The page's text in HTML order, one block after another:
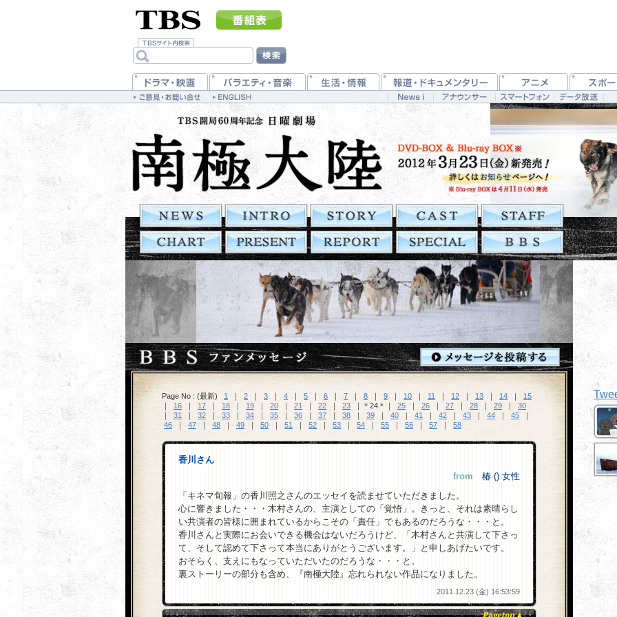
Page No : (最新) 1 ｜ 2 ｜ 3 ｜ 4 ｜ 5 ｜ 6 ｜ 7 ｜ 8 ｜ 9 ｜ 10 ｜ 11 ｜ 12 ｜ 13 ｜ 14 ｜
15
｜
16 ｜ 17 ｜ 18 ｜ 19 ｜ 20 ｜ 21 ｜ 22 ｜ 23 ｜＊24＊｜ 25 ｜ 26 ｜ 27 ｜ 28 ｜ 29 ｜
30
｜
31 ｜ 32 ｜ 33 ｜ 34 ｜ 35 ｜ 36 ｜ 37 ｜ 38 ｜ 39 ｜ 40 ｜ 41 ｜ 42 ｜ 43 ｜ 44 ｜ 45
｜
46
｜ 47 ｜ 48 ｜ 49 ｜ 50 ｜ 51 ｜ 52 ｜ 53 ｜ 54 ｜ 55 ｜ 56 ｜ 57 ｜ 58
香川さん
from 椿 () 女性
「キネマ旬報」の香川照之さんのエッセイを読ませていただきました。
心に響きました・・・木村さんの、主演としての「覚悟」。きっと、それは素晴らし
い共演者の皆様に囲まれているからこその「責任」でもあるのだろうな・・・と。
香川さんと実際にお会いできる機会はないだろうけど、「木村さんと共演して下さっ
て、そして認めて下さって本当にありがとうございます。」と申しあげたいです。
おそらく、支えにもなっていただいたのだろうな・・・と。
裏ストーリーの部分も含め、『南極大陸』忘れられない作品になりました。
2011.12.23 (金) 16:53:59